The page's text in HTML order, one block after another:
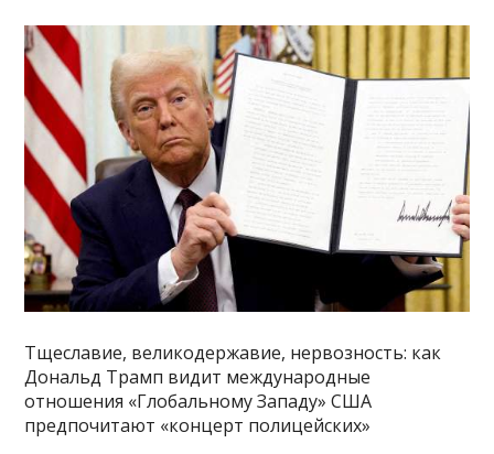
Тщеславие, великодержавие, нервозность: как
Дональд Трамп видит международные
отношения «Глобальному Западу» США
предпочитают «концерт полицейских»